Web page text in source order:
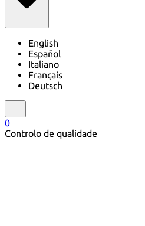
English
Español
Italiano
Français
Deutsch
0
Controlo de qualidade